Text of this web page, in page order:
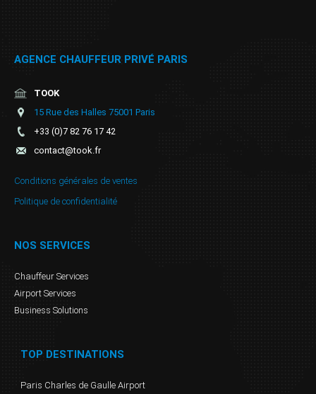
AGENCE CHAUFFEUR PRIVÉ PARIS
TOOK
15 Rue des Halles 75001 Paris
+33 (0)7 82 76 17 42
contact@took.fr
Conditions générales de ventes
Politique de confidentialité
NOS SERVICES
Chauffeur Services
Airport Services
Business Solutions
TOP DESTINATIONS
Paris Charles de Gaulle Airport